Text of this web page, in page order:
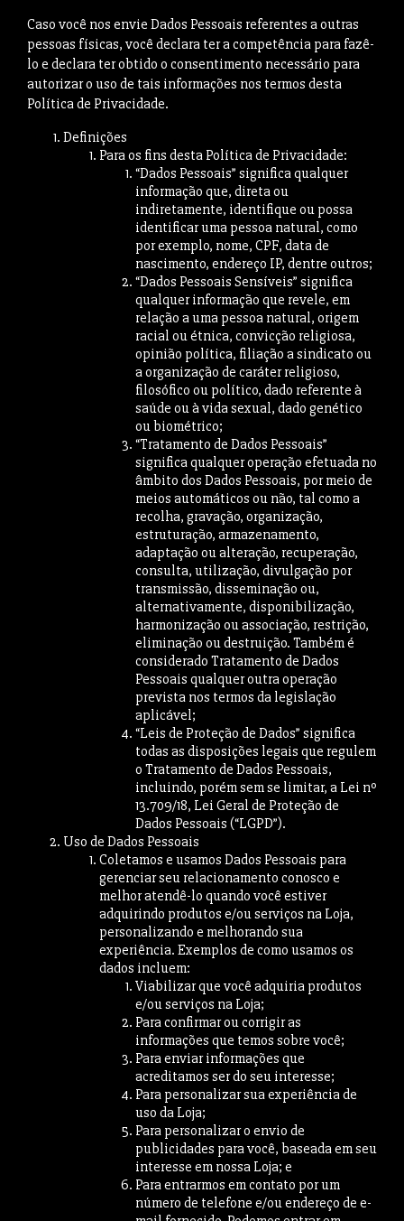
Caso você nos envie Dados Pessoais referentes a outras
pessoas físicas, você declara ter a competência para fazê-
lo e declara ter obtido o consentimento necessário para
autorizar o uso de tais informações nos termos desta
Política de Privacidade.
Definições
Para os fins desta Política de Privacidade:
“Dados Pessoais” significa qualquer
informação que, direta ou
indiretamente, identifique ou possa
identificar uma pessoa natural, como
por exemplo, nome, CPF, data de
nascimento, endereço IP, dentre outros;
“Dados Pessoais Sensíveis” significa
qualquer informação que revele, em
relação a uma pessoa natural, origem
racial ou étnica, convicção religiosa,
opinião política, filiação a sindicato ou
a organização de caráter religioso,
filosófico ou político, dado referente à
saúde ou à vida sexual, dado genético
ou biométrico;
“Tratamento de Dados Pessoais”
significa qualquer operação efetuada no
âmbito dos Dados Pessoais, por meio de
meios automáticos ou não, tal como a
recolha, gravação, organização,
estruturação, armazenamento,
adaptação ou alteração, recuperação,
consulta, utilização, divulgação por
transmissão, disseminação ou,
alternativamente, disponibilização,
harmonização ou associação, restrição,
eliminação ou destruição. Também é
considerado Tratamento de Dados
Pessoais qualquer outra operação
prevista nos termos da legislação
aplicável;
“Leis de Proteção de Dados” significa
todas as disposições legais que regulem
o Tratamento de Dados Pessoais,
incluindo, porém sem se limitar, a Lei nº
13.709/18, Lei Geral de Proteção de
Dados Pessoais (“LGPD”).
Uso de Dados Pessoais
Coletamos e usamos Dados Pessoais para
gerenciar seu relacionamento conosco e
melhor atendê-lo quando você estiver
adquirindo produtos e/ou serviços na Loja,
personalizando e melhorando sua
experiência. Exemplos de como usamos os
dados incluem:
Viabilizar que você adquiria produtos
e/ou serviços na Loja;
Para confirmar ou corrigir as
informações que temos sobre você;
Para enviar informações que
acreditamos ser do seu interesse;
Para personalizar sua experiência de
uso da Loja;
Para personalizar o envio de
publicidades para você, baseada em seu
interesse em nossa Loja; e
Para entrarmos em contato por um
número de telefone e/ou endereço de e-